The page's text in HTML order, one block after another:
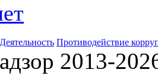
Деятельность Противодействие
2013-